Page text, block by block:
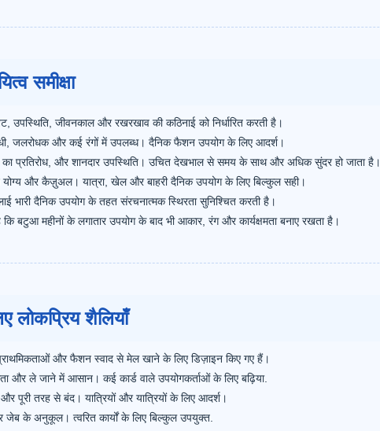
समीक्षा
उपस्थिति, जीवनकाल और रखरखाव की कठिनाई को निर्धारित करती है।
जलरोधक और कई रंगों में उपलब्ध। दैनिक फैशन उपयोग के लिए आदर्श।
प्रतिरोध, और शानदार उपस्थिति। उचित देखभाल से समय के साथ और अधिक सुंदर हो जाता है।
योग्य और कैज़ुअल। यात्रा, खेल और बाहरी दैनिक उपयोग के लिए बिल्कुल सही।
भारी दैनिक उपयोग के तहत संरचनात्मक स्थिरता सुनिश्चित करती है।
कि बटुआ महीनों के लगातार उपयोग के बाद भी आकार, रंग और कार्यक्षमता बनाए रखता है।
लोकप्रिय शैलियाँ
और फैशन स्वाद से मेल खाने के लिए डिज़ाइन किए गए हैं।
और ले जाने में आसान। कई कार्ड वाले उपयोगकर्ताओं के लिए बढ़िया.
और पूरी तरह से बंद। यात्रियों और यात्रियों के लिए आदर्श।
जेब के अनुकूल। त्वरित कार्यों के लिए बिल्कुल उपयुक्त.